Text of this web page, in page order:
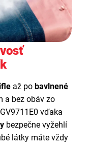
až po bavlnené
a bez obáv zo
vďaka
bezpečne vyžehlí
látky máte vždy